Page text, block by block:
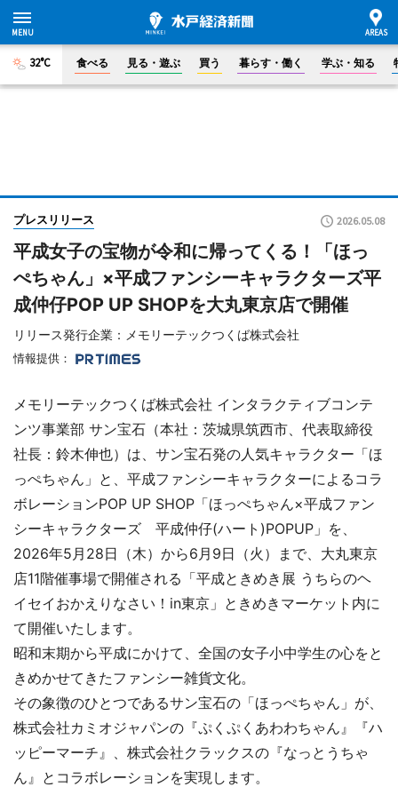
32°C 食べる 見る・遊ぶ 買う 暮らす・働く 学ぶ・知る
プレスリリース 2026.05.08
平成女子の宝物が令和に帰ってくる！「ほっ
ぺちゃん」×平成ファンシーキャラクターズ平
成仲仔POP UP SHOPを大丸東京店で開催
リリース発行企業：メモリーテックつくば株式会社
情報提供：
メモリーテックつくば株式会社 インタラクティブコンテ
ンツ事業部 サン宝石（本社：茨城県筑西市、代表取締役
社長：鈴木伸也）は、サン宝石発の人気キャラクター「ほ
っぺちゃん」と、平成ファンシーキャラクターによるコラ
ボレーションPOP UP SHOP「ほっぺちゃん×平成ファン
シーキャラクターズ 平成仲仔(ハート)POPUP」を、
2026年5月28日（木）から6月9日（火）まで、大丸東京
店11階催事場で開催される「平成ときめき展 うちらのヘ
イセイおかえりなさい！in東京」ときめきマーケット内に
て開催いたします。
昭和末期から平成にかけて、全国の女子小中学生の心をと
きめかせてきたファンシー雑貨文化。
その象徴のひとつであるサン宝石の「ほっぺちゃん」が、
株式会社カミオジャパンの『ぷくぷくあわわちゃん』『ハ
ッピーマーチ』、株式会社クラックスの『なっとうちゃ
ん』とコラボレーションを実現します。